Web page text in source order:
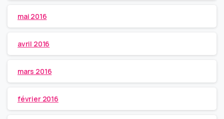
mai 2016
avril 2016
mars 2016
février 2016